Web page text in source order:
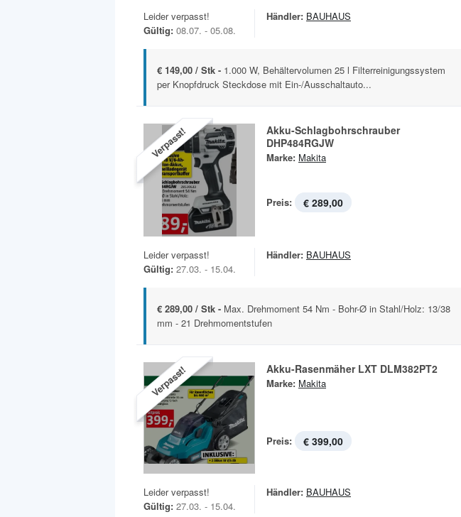
Leider verpasst!
Gültig: 08.07. - 05.08.
Händler: BAUHAUS
€ 149,00 / Stk - 1.000 W, Behältervolumen 25 l Filterreinigungssystem
per Knopfdruck Steckdose mit Ein-/Ausschaltauto...
Verpasst!
Akku-Schlagbohrschrauber
DHP484RGJW
Marke: Makita
Preis: € 289,00
Leider verpasst!
Gültig: 27.03. - 15.04.
Händler: BAUHAUS
€ 289,00 / Stk - Max. Drehmoment 54 Nm - Bohr-Ø in Stahl/Holz: 13/38
mm - 21 Drehmomentstufen
Verpasst! Akku-Rasenmäher LXT DLM382PT2
Marke: Makita
Preis: € 399,00
Leider verpasst!
Gültig: 27.03. - 15.04.
Händler: BAUHAUS